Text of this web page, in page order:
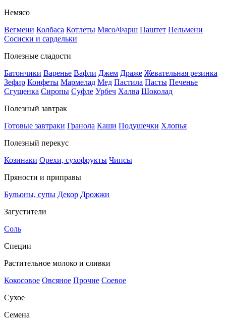
Немясо
Вегмени Колбаса Котлеты Мясо/Фарш Паштет Пельмени
Сосиски и сардельки
Полезные сладости
Батончики Варенье Вафли Джем Драже Жевательная резинка
Зефир Конфеты Мармелад Мед Пастила Пасты Печенье
Сгущенка Сиропы Суфле Урбеч Халва Шоколад
Полезный завтрак
Готовые завтраки Гранола Каши Подушечки Хлопья
Полезный перекус
Козинаки Орехи, сухофрукты Чипсы
Пряности и приправы
Бульоны, супы Декор Дрожжи
Загустители
Соль
Специи
Растительное молоко и сливки
Кокосовое Овсяное Прочие Соевое
Сухое
Семена